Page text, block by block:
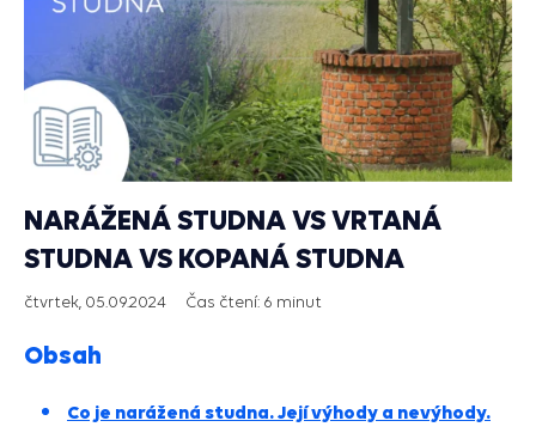
NARÁŽENÁ STUDNA VS VRTANÁ
STUDNA VS KOPANÁ STUDNA
čtvrtek, 05.09.2024 Čas čtení: 6 minut
Obsah
Co je narážená studna. Její výhody a nevýhody.